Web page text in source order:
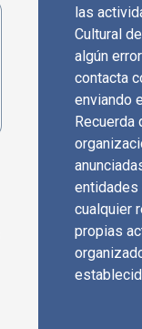
las
Cultural
algún
contacta
enviando
Recuerda
entidades
cualquier
propias